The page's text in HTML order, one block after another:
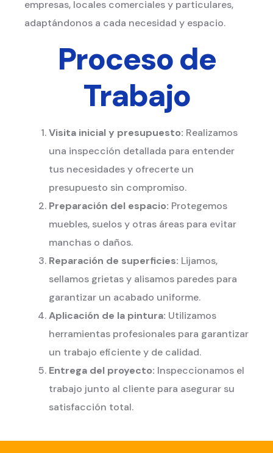
empresas, locales comerciales y particulares,
adaptándonos a cada necesidad y espacio.
Proceso de
Trabajo
Visita inicial y presupuesto: Realizamos
una inspección detallada para entender
tus necesidades y ofrecerte un
presupuesto sin compromiso.
Preparación del espacio: Protegemos
muebles, suelos y otras áreas para evitar
manchas o daños.
Reparación de superficies: Lijamos,
sellamos grietas y alisamos paredes para
garantizar un acabado uniforme.
Aplicación de la pintura: Utilizamos
herramientas profesionales para garantizar
un trabajo eficiente y de calidad.
Entrega del proyecto: Inspeccionamos el
trabajo junto al cliente para asegurar su
satisfacción total.